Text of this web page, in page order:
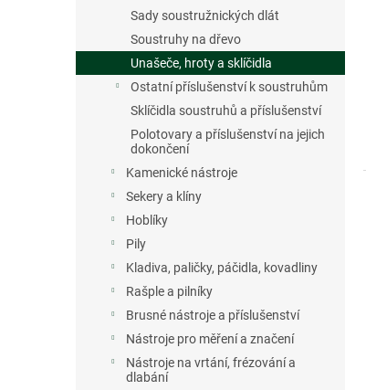
Sady soustružnických dlát
Soustruhy na dřevo
Unašeče, hroty a sklíčidla
Ostatní příslušenství k soustruhům
Sklíčidla soustruhů a příslušenství
Polotovary a příslušenství na jejich
dokončení
Kamenické nástroje
Sekery a klíny
Hoblíky
Pily
Kladiva, paličky, páčidla, kovadliny
Rašple a pilníky
Brusné nástroje a příslušenství
Nástroje pro měření a značení
Nástroje na vrtání, frézování a
dlabání